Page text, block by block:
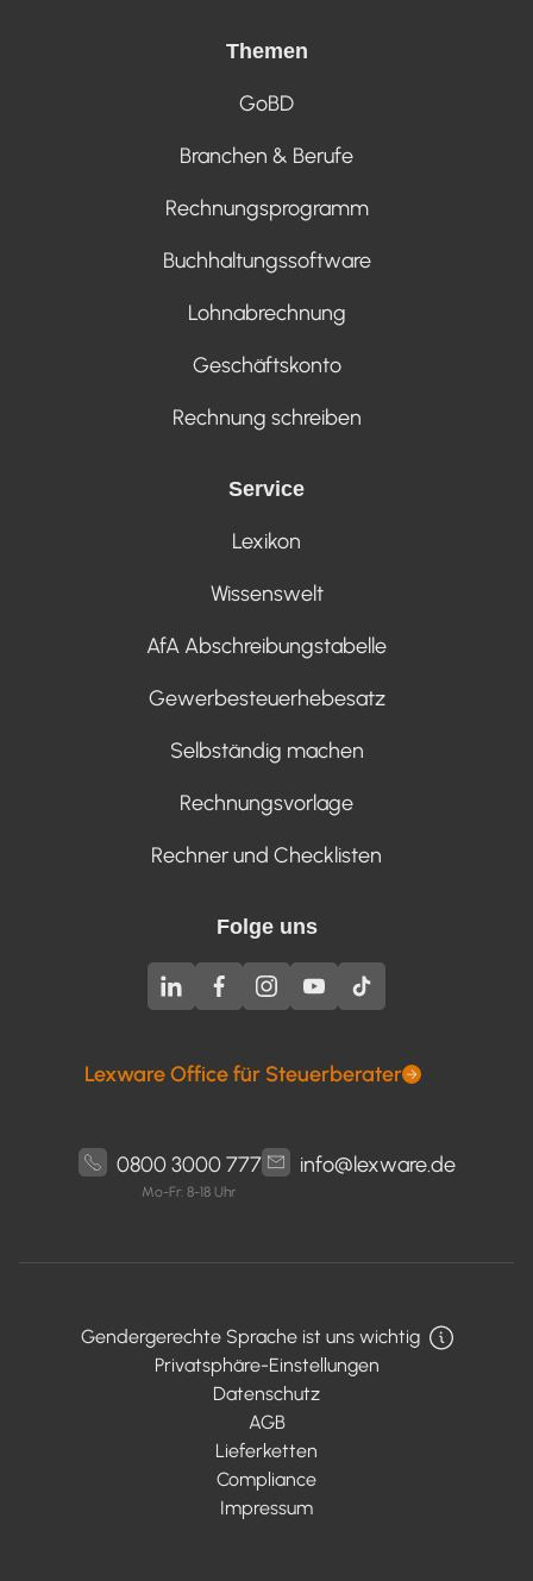
Themen
GoBD
Branchen & Berufe
Rechnungsprogramm
Buchhaltungssoftware
Lohnabrechnung
Geschäftskonto
Rechnung schreiben
Service
Lexikon
Wissenswelt
AfA Abschreibungstabelle
Gewerbesteuerhebesatz
Selbständig machen
Rechnungsvorlage
Rechner und Checklisten
Folge uns
Lexware Office für Steuerberater
0800 3000 777
Mo-Fr: 8-18 Uhr
info@lexware.de
Privatsphäre-Einstellungen
Datenschutz
AGB
Lieferketten
Compliance
Impressum
Gendergerechte Sprache ist uns wichtig